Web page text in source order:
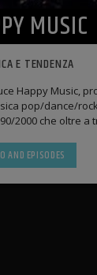
MUSIC
E TENDENZA
Happy Music,
pop/dance/
2000 che oltre a
AND EPISODES